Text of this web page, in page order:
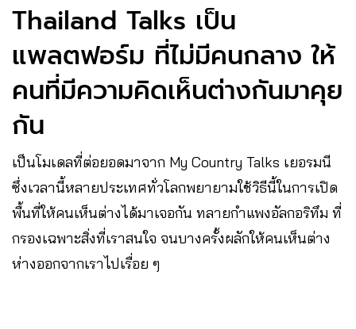
Thailand Talks เป็น
แพลตฟอร์ม ที่ไม่มีคนกลาง ให้
คนที่มีความคิดเห็นต่างกันมาคุย
กัน
เป็นโมเดลที่ต่อยอดมาจาก My Country Talks เยอรมนี
ซึ่งเวลานี้หลายประเทศทั่วโลกพยายามใช้วิธีนี้ในการเปิด
พื้นที่ให้คนเห็นต่างได้มาเจอกัน ทลายกำแพงอัลกอริทึม ที่
กรองเฉพาะสิ่งที่เราสนใจ จนบางครั้งผลักให้คนเห็นต่าง
ห่างออกจากเราไปเรื่อย ๆ